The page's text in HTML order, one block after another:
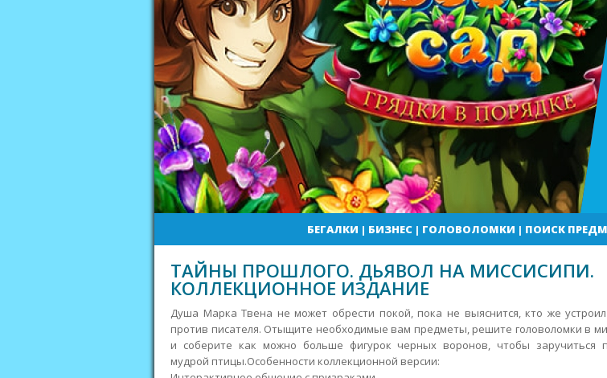
БЕГАЛКИ | БИЗНЕС| ГОЛОВОЛОМКИ | ПОИСК
ТАЙНЫ ПРОШЛОГО. ДЬЯВОЛ НА МИССИСИПИ.
КОЛЛЕКЦИОННОЕ ИЗДАНИЕ
Душа Марка Твена не может обрести покой, пока не выяснится, кто же устроил
против писателя. Отыщите необходимые вам предметы, решите головоломки в
и соберите как можно больше фигурок черных воронов, чтобы заручиться
мудрой птицы.Особенности коллекционной версии: